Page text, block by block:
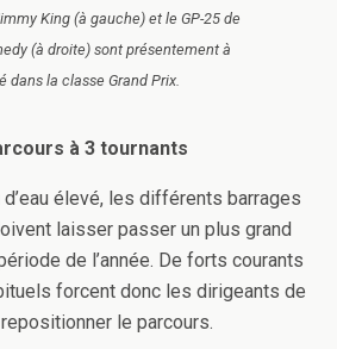
King (à gauche) et le GP-25 de
(à droite) sont présentement à
dans la classe Grand Prix.
à 3 tournants
d’eau élevé, les différents barrages
laisser passer un plus grand
de l’année. De forts courants
forcent donc les dirigeants de
le parcours.